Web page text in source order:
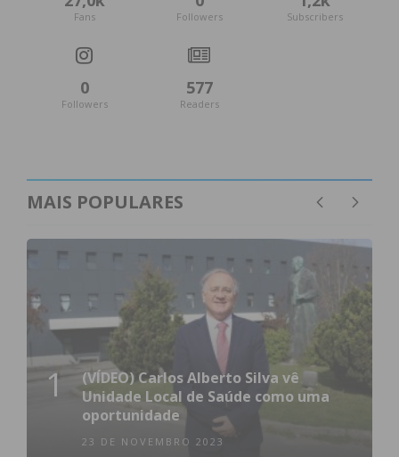
Fans Followers Subscribers
0
Followers
577
Readers
MAIS POPULARES
1
(VÍDEO) Carlos Alberto Silva vê
Unidade Local de Saúde como uma
oportunidade
23 DE NOVEMBRO 2023